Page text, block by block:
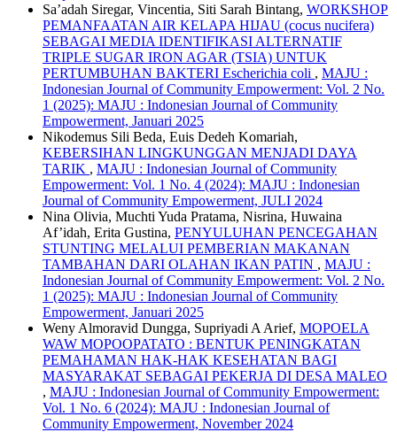
Sa’adah Siregar, Vincentia, Siti Sarah Bintang, WORKSHOP
PEMANFAATAN AIR KELAPA HIJAU (cocus nucifera)
SEBAGAI MEDIA IDENTIFIKASI ALTERNATIF
TRIPLE SUGAR IRON AGAR (TSIA) UNTUK
PERTUMBUHAN BAKTERI Escherichia coli , MAJU :
Indonesian Journal of Community Empowerment: Vol. 2 No.
1 (2025): MAJU : Indonesian Journal of Community
Empowerment, Januari 2025
Nikodemus Sili Beda, Euis Dedeh Komariah,
KEBERSIHAN LINGKUNGGAN MENJADI DAYA
TARIK , MAJU : Indonesian Journal of Community
Empowerment: Vol. 1 No. 4 (2024): MAJU : Indonesian
Journal of Community Empowerment, JULI 2024
Nina Olivia, Muchti Yuda Pratama, Nisrina, Huwaina
Af’idah, Erita Gustina, PENYULUHAN PENCEGAHAN
STUNTING MELALUI PEMBERIAN MAKANAN
TAMBAHAN DARI OLAHAN IKAN PATIN , MAJU :
Indonesian Journal of Community Empowerment: Vol. 2 No.
1 (2025): MAJU : Indonesian Journal of Community
Empowerment, Januari 2025
Weny Almoravid Dungga, Supriyadi A Arief, MOPOELA
WAW MOPOOPATATO : BENTUK PENINGKATAN
PEMAHAMAN HAK-HAK KESEHATAN BAGI
MASYARAKAT SEBAGAI PEKERJA DI DESA MALEO
, MAJU : Indonesian Journal of Community Empowerment:
Vol. 1 No. 6 (2024): MAJU : Indonesian Journal of
Community Empowerment, November 2024